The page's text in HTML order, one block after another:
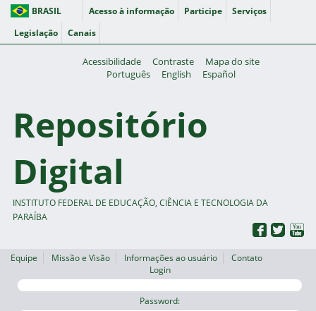
BRASIL Acesso à informação Participe
Serviços
Legislação
Canais
Acessibilidade Contraste
Mapa do site
Português
English Español
Repositório
Digital
INSTITUTO FEDERAL DE EDUCAÇÃO, CIÊNCIA E TECNOLOGIA DA
PARAÍBA
Equipe Missão e Visão Informações ao usuário
Contato
Login
Password: